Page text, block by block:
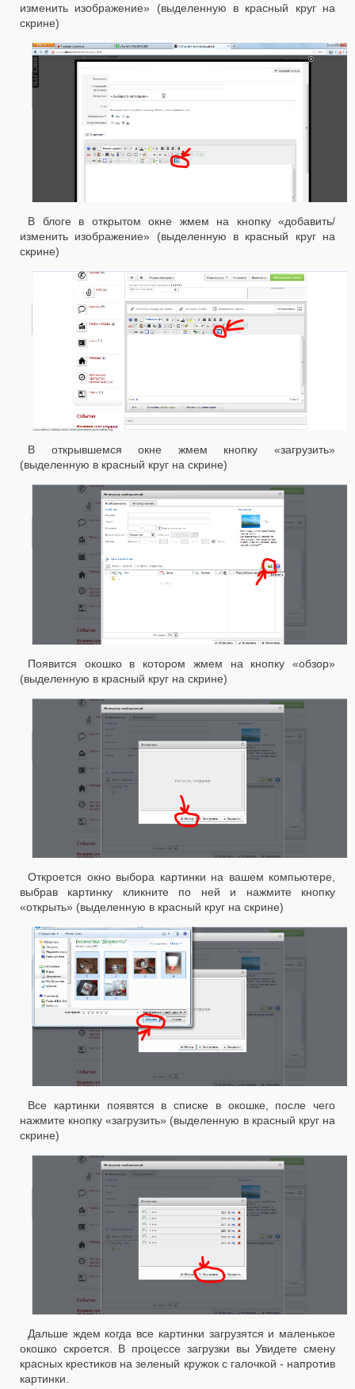
изменить изображение» (выделенную в красный круг на
скрине)
В блоге в открытом окне жмем на кнопку «добавить/
изменить изображение» (выделенную в красный круг на
скрине)
В открывшемся окне жмем кнопку «загрузить»
(выделенную в красный круг на скрине)
Появится окошко в котором жмем на кнопку «обзор»
(выделенную в красный круг на скрине)
Откроется окно выбора картинки на вашем компьютере,
выбрав картинку кликните по ней и нажмите кнопку
«открыть» (выделенную в красный круг на скрине)
Все картинки появятся в списке в окошке, после чего
нажмите кнопку «загрузить» (выделенную в красный круг на
скрине)
Дальше ждем когда все картинки загрузятся и маленькое
окошко скроется. В процессе загрузки вы Увидете смену
красных крестиков на зеленый кружок с галочкой - напротив
картинки.